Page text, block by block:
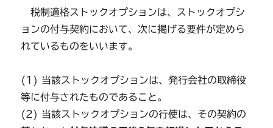
税制適格ストックオプションは、ストックオプシ
ョンの付与契約において、次に掲げる要件が定めら
れているものをいいます。
(1) 当該ストックオプションは、発行会社の取締役
等に付与されたものであること。
(2) 当該ストックオプションの行使は、その契約の